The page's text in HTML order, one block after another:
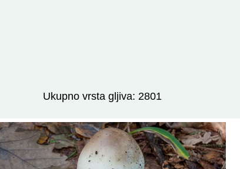
Ukupno vrsta gljiva: 2801